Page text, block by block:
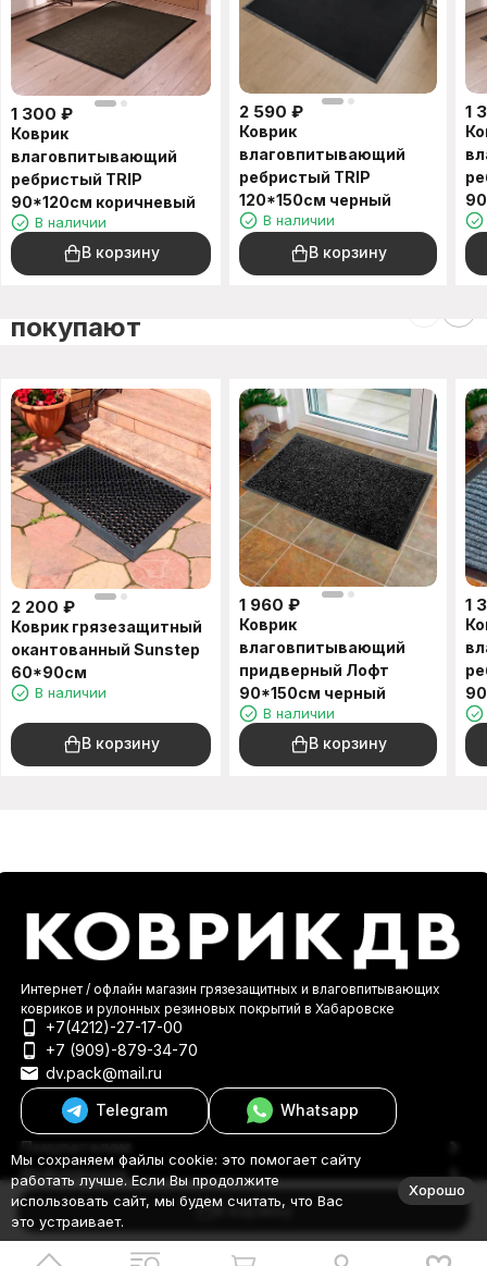
В корзину
1 300 ₽
Коврик
влаговпитывающий
ребристый TRIP
90*120см коричневый
В наличии
В корзину
2 590 ₽
Коврик
влаговпитывающий
ребристый TRIP
120*150см черный
В наличии
В корзину
1
покупают
2 200 ₽
Коврик грязезащитный
окантованный Sunstep
60*90см
В наличии
В корзину
1 960 ₽
Коврик
влаговпитывающий
придверный Лофт
90*150см черный
В наличии
В корзину
1
Интернет / офлайн магазин грязезащитных и влаговпитывающих
ковриков и рулонных резиновых покрытий в Хабаровске
+7(4212)-27-17-00
+7 (909)-879-34-70
dv.pack@mail.ru
Telegram
Whatsapp
Покупателям
Информация
© 2000-2026 КоврикДВ
Мы сохраняем файлы cookie: это помогает сайту
работать лучше. Если Вы продолжите
использовать сайт, мы будем считать, что Вас
это устраивает.
Хорошо